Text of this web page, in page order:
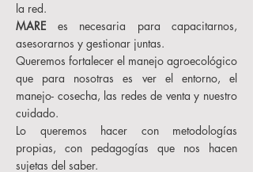
la red.
MARE es necesaria para capacitarnos,
asesorarnos y gestionar juntas.
Queremos fortalecer el manejo agroecológico
que para nosotras es ver el entorno, el
manejo- cosecha, las redes de venta y nuestro
cuidado.
Lo queremos hacer con metodologías
propias, con pedagogías que nos hacen
sujetas del saber.